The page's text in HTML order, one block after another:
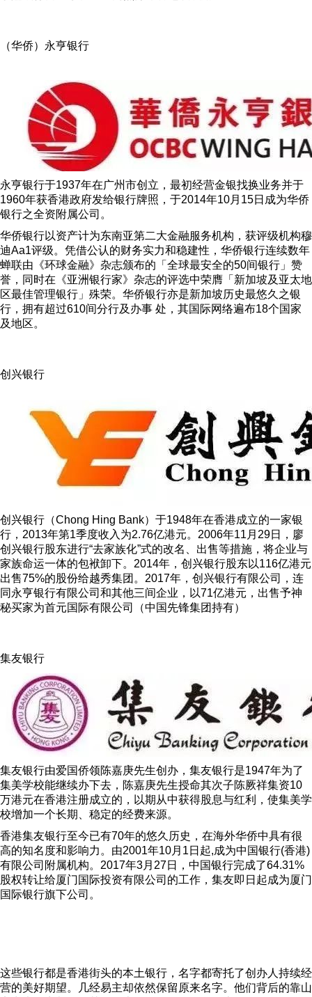
（华侨）永亨银行
永亨银行于1937年在广州市创立，最初经营金银找换业务并于
1960年获香港政府发给银行牌照，于2014年10月15日成为华侨
银行之全资附属公司。
华侨银行以资产计为东南亚第二大金融服务机构，获评级机构穆
迪Aa1评级。凭借公认的财务实力和稳建性，华侨银行连续数年
蝉联由《环球金融》杂志颁布的「全球最安全的50间银行」赞
誉，同时在《亚洲银行家》杂志的评选中荣膺「新加坡及亚太地
区最佳管理银行」殊荣。华侨银行亦是新加坡历史最悠久之银
行，拥有超过610间分行及办事 处，其国际网络遍布18个国家
及地区。
创兴银行
创兴银行（Chong Hing Bank）于1948年在香港成立的一家银
行，2013年第1季度收入为2.76亿港元。2006年11月29日，廖
创兴银行股东进行“去家族化”式的改名、出售等措施，将企业与
家族命运一体的包袱卸下。2014年，创兴银行股东以116亿港元
出售75%的股份给越秀集团。2017年，创兴银行有限公司，连
同永亨银行有限公司和其他三间企业，以71亿港元，出售予神
秘买家为首元国际有限公司（中国先锋集团持有）
集友银行
集友银行由爱国侨领陈嘉庚先生创办，集友银行是1947年为了
集美学校能继续办下去，陈嘉庚先生授命其次子陈厥祥集资10
万港元在香港注册成立的，以期从中获得股息与红利，使集美学
校增加一个长期、稳定的经费来源。
香港集友银行至今已有70年的悠久历史，在海外华侨中具有很
高的知名度和影响力。由2001年10月1日起,成为中国银行(香港)
有限公司附属机构。2017年3月27日，中国银行完成了64.31%
股权转让给厦门国际投资有限公司的工作，集友即日起成为厦门
国际银行旗下公司。
这些银行都是香港街头的本土银行，名字都寄托了创办人持续经
营的美好期望。几经易主却依然保留原来名字。他们背后的靠山